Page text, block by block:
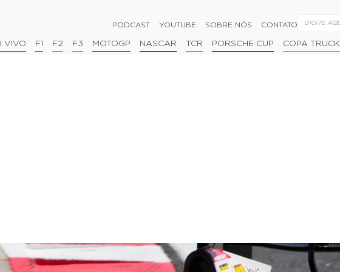
PODCAST YOUTUBE SOBRE NÓS CONTATO
VIVO F1 F2 F3 MOTOGP NASCAR TCR PORSCHE CUP COPA TRUCK